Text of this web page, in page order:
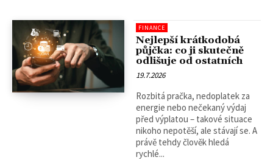
FINANCE
Nejlepší krátkodobá
půjčka: co ji skutečně
odlišuje od ostatních
19.7.2026
Rozbitá pračka, nedoplatek za
energie nebo nečekaný výdaj
před výplatou – takové situace
nikoho nepotěší, ale stávají se. A
právě tehdy člověk hledá
rychlé...